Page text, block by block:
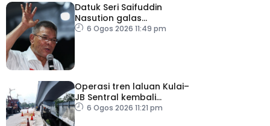
Datuk Seri Saifuddin
Nasution galas
sementara tugas
6 Ogos 2026 11:49 pm
Operasi tren laluan Kulai–
JB Sentral kembali
beroperasi
6 Ogos 2026 11:21 pm